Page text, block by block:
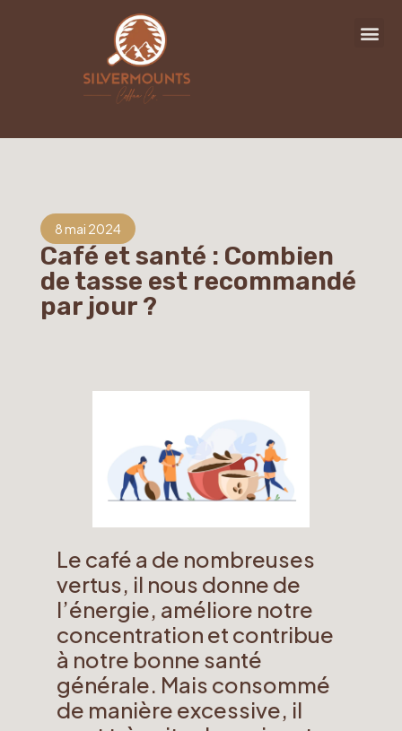
8 mai 2024
Café et santé : Combien
de tasse est recommandé
par jour ?
Le café a de nombreuses
vertus, il nous donne de
l’énergie, améliore notre
concentration et contribue
à notre bonne santé
générale. Mais consommé
de manière excessive, il